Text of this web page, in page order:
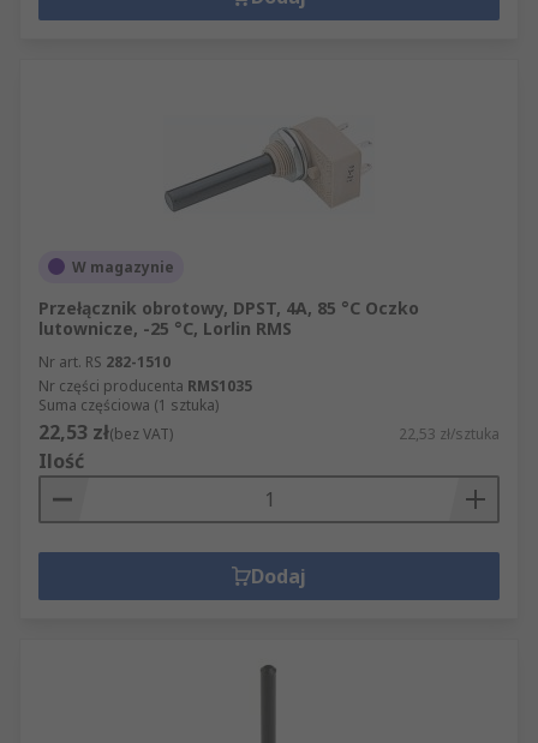
W magazynie
Przełącznik obrotowy, DPST, 4A, 85 °C Oczko
lutownicze, -25 °C, Lorlin RMS
Nr art. RS 282-1510
Nr części producenta RMS1035
Suma częściowa (1 sztuka)
22,53 zł(bez VAT) 22,53 zł/sztuka
Ilość
Dodaj